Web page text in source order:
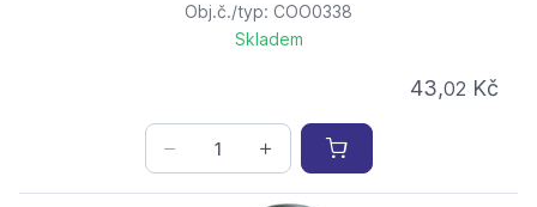
Obj.č./typ: COO0338
Skladem
43,02 Kč